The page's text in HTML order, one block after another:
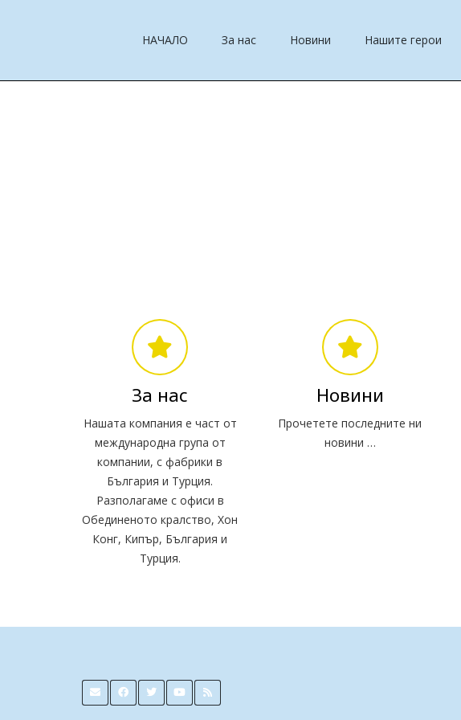
НАЧАЛО За нас Новини Нашите герои
За нас
Нашата компания е част от
международна група от
компании, с фабрики в
България и Турция.
Разполагаме с офиси в
Обединеното кралство, Хон
Конг, Кипър, България и
Турция.
Новини
Прочетете последните ни
новини …